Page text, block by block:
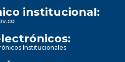
institucional:
Institucionales